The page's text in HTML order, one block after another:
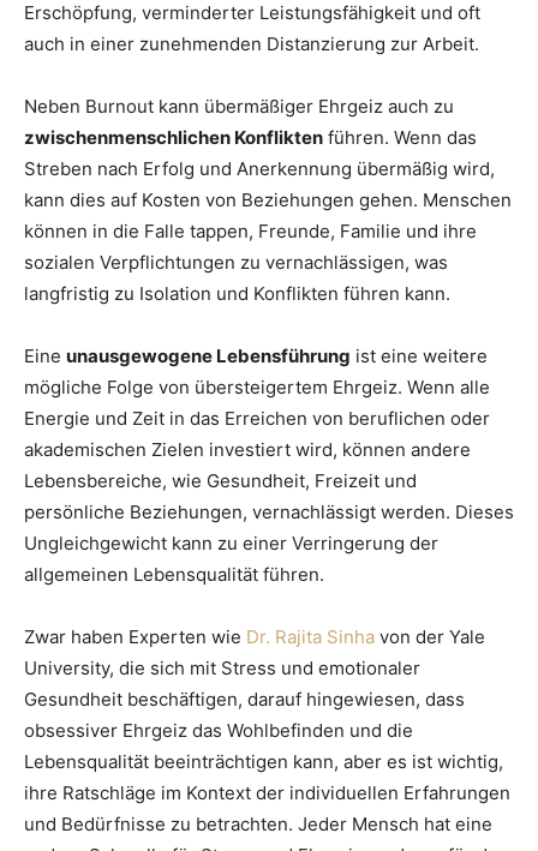
Erschöpfung, verminderter Leistungsfähigkeit und oft
auch in einer zunehmenden Distanzierung zur Arbeit.
Neben Burnout kann übermäßiger Ehrgeiz auch zu
zwischenmenschlichen Konflikten führen. Wenn das
Streben nach Erfolg und Anerkennung übermäßig wird,
kann dies auf Kosten von Beziehungen gehen. Menschen
können in die Falle tappen, Freunde, Familie und ihre
sozialen Verpflichtungen zu vernachlässigen, was
langfristig zu Isolation und Konflikten führen kann.
Eine unausgewogene Lebensführung ist eine weitere
mögliche Folge von übersteigertem Ehrgeiz. Wenn alle
Energie und Zeit in das Erreichen von beruflichen oder
akademischen Zielen investiert wird, können andere
Lebensbereiche, wie Gesundheit, Freizeit und
persönliche Beziehungen, vernachlässigt werden. Dieses
Ungleichgewicht kann zu einer Verringerung der
allgemeinen Lebensqualität führen.
Zwar haben Experten wie Dr. Rajita Sinha von der Yale
University, die sich mit Stress und emotionaler
Gesundheit beschäftigen, darauf hingewiesen, dass
obsessiver Ehrgeiz das Wohlbefinden und die
Lebensqualität beeinträchtigen kann, aber es ist wichtig,
ihre Ratschläge im Kontext der individuellen Erfahrungen
und Bedürfnisse zu betrachten. Jeder Mensch hat eine